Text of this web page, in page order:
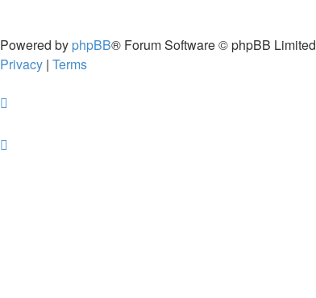
Powered by phpBB® Forum Software © phpBB Limited
Privacy | Terms